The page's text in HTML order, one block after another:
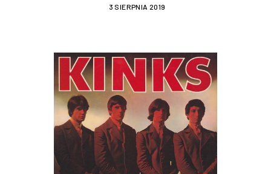
3 SIERPNIA 2019